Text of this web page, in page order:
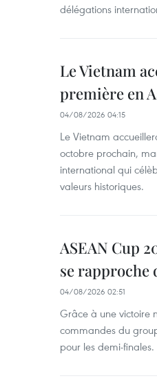
délégations
Le Vietnam
première en
04/08/2026 04:15
Le Vietnam
octobre prochain,
international qui
valeurs historiques.
ASEAN Cup
se rapproche
04/08/2026 02:51
Grâce à une victoire
commandes du
pour les demi-finales.